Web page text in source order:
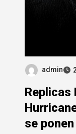
admin
Replicas
se